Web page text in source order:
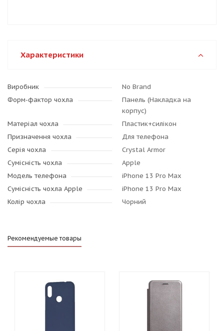
Характеристики
Виробник
No Brand
Форм-фактор чохла
Панель (Накладка на
корпус)
Матеріал чохла
Пластик+силікон
Призначення чохла
Для телефона
Серія чохла
Crystal Armor
Сумісність чохла
Apple
Модель телефона
iPhone 13 Pro Max
Сумісність чохла Apple
iPhone 13 Pro Max
Колір чохла
Чорний
Рекомендуемые товары